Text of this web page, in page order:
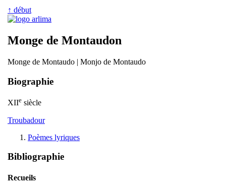
↑ début
Monge de Montaudon
Monge de Montaudo | Monjo de Montaudo
Biographie
XIIe siècle
Troubadour
Poèmes lyriques
Bibliographie
Recueils